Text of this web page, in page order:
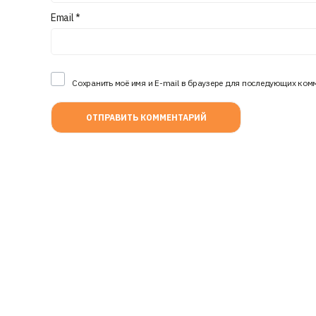
Email*
Сохранить моё имя и E-mail в браузере для последующих